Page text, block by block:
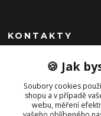
KONTAKTY
+420 792 757 523
🍪 Jak
Soubory cookies
shopu a v případě
webu, měření